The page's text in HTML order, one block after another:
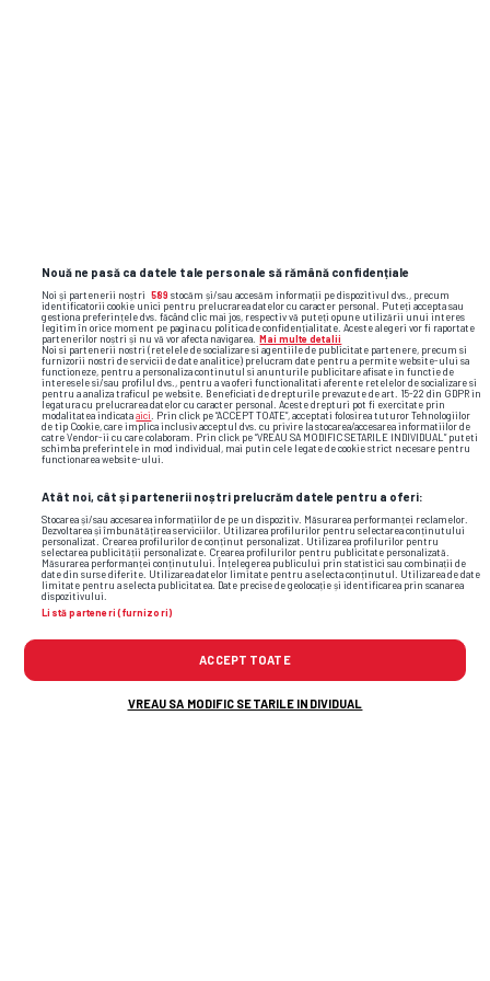
Foto29/32
Nouă ne pasă ca datele tale personale să rămână confidențiale
Noi și partenerii noștri 589 stocăm și/sau accesăm informații pe dispozitivul dvs., precum
identificatorii cookie unici pentru prelucrarea datelor cu caracter personal. Puteți accepta sau
gestiona preferințele dvs. făcând clic mai jos, respectiv vă puteți opune utilizării unui interes
legitim în orice moment pe pagina cu politica de confidențialitate. Aceste alegeri vor fi raportate
partenerilor noștri și nu vă vor afecta navigarea. Mai multe detalii
Noi si partenerii nostri (retelele de socializare si agentiile de publicitate partenere, precum si
furnizorii nostri de servicii de date analitice) prelucram date pentru a permite website-ului sa
functioneze, pentru a personaliza continutul si anunturile publicitare afisate in functie de
interesele si/sau profilul dvs., pentru a va oferi functionalitati aferente retelelor de socializare si
pentru a analiza traficul pe website. Beneficiati de drepturile prevazute de art. 15-22 din GDPR in
legatura cu prelucrarea datelor cu caracter personal. Aceste drepturi pot fi exercitate prin
modalitatea indicataaici
. Prin click pe “ACCEPT TOATE”, acceptati folosirea tuturor Tehnologiilor
de tip Cookie, care implica inclusiv acceptul dvs. cu privire la stocarea/accesarea informatiilor de
catre Vendor-ii cu care colaboram. Prin click pe “VREAU SA MODIFIC SETARILE INDIVIDUAL” puteti
schimba preferintele in mod individual, mai putin cele legate de cookie strict necesare pentru
functionarea website-ului.
Atât noi, cât și partenerii noștri prelucrăm datele pentru a oferi:
Stocarea și/sau accesarea informațiilor de pe un dispozitiv. Măsurarea performanței reclamelor.
Dezvoltarea și îmbunătățirea serviciilor. Utilizarea profilurilor pentru selectarea conținutului
personalizat. Crearea profilurilor de conținut personalizat. Utilizarea profilurilor pentru
selectarea publicității personalizate. Crearea profilurilor pentru publicitate personalizată.
Măsurarea performanței conținutului. Înțelegerea publicului prin statistici sau combinații de
date din surse diferite. Utilizarea datelor limitate pentru a selecta conținutul. Utilizarea de date
limitate pentru a selecta publicitatea. Date precise de geolocație și identificarea prin scanarea
dispozitivului.
Listă parteneri (furnizori)
ACCEPT TOATE
VREAU SA MODIFIC SETARILE INDIVIDUAL